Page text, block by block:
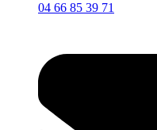
04 66 85 39 71